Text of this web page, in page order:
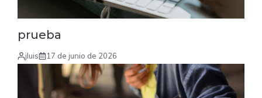
prueba
jluis 17 de junio de 2026